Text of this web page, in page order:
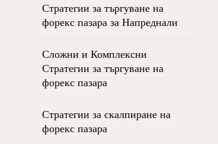
Стратегии за търгуване на
форекс пазара за Напреднали
Сложни и Комплексни
Стратегии за търгуване на
форекс пазара
Стратегии за скалпиране на
форекс пазара